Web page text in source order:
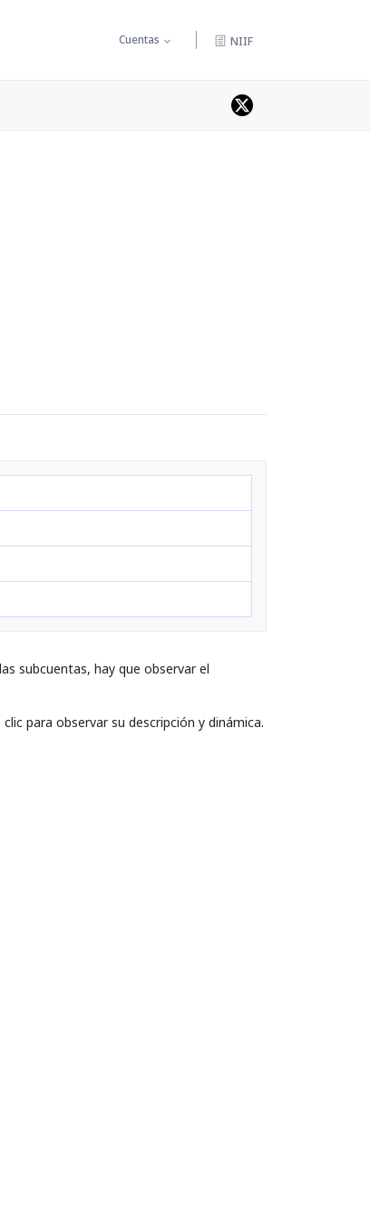
Cuentas NIIF
subcuentas, hay que observar el
clic para observar su descripción y dinámica.